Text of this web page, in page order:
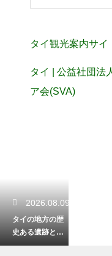
タイ観光案内サ
タイ | 公益社団法
ア会(SVA)
2026.08.09
タイの地方の歴
史ある遺跡と隠
れた名所！観光